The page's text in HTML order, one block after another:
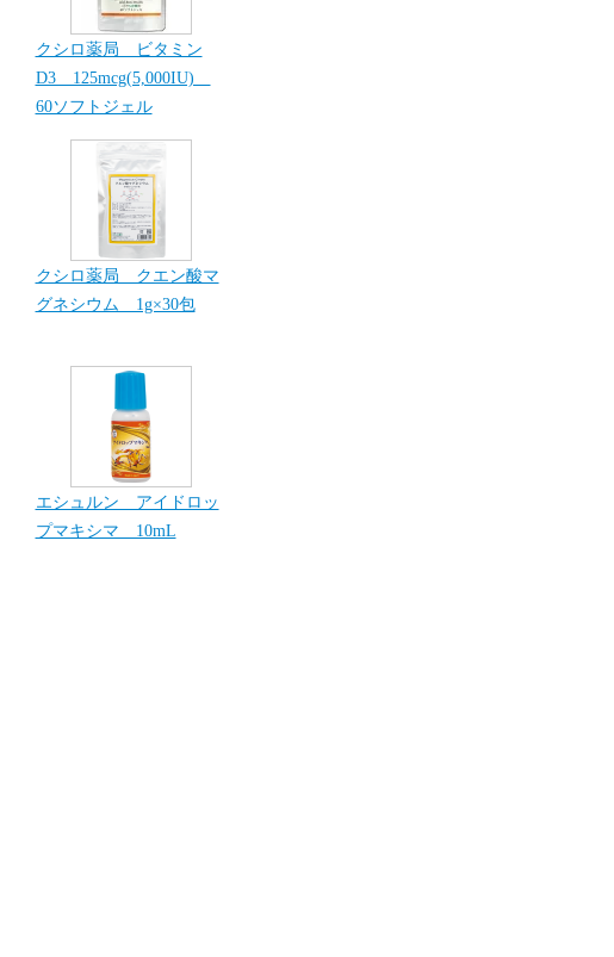
クシロ薬局 ビタミン
D3 125mcg(5,000IU)
60ソフトジェル
クシロ薬局 クエン酸マ
グネシウム 1g×30包
エシュルン アイドロッ
プマキシマ 10mL